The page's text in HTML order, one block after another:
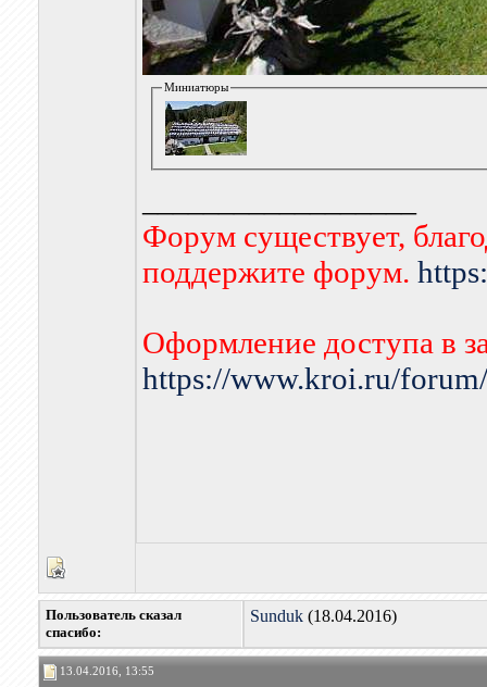
Миниатюры
Форум существует,
поддержите форум.
Оформление доступа в
https://www.kroi.ru/
Пользователь сказал
cпасибо:
Sunduk(18.04.2016)
13.04.2016, 13:55